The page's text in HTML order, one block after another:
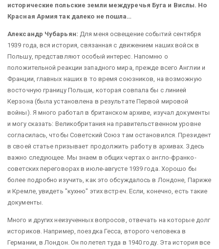
исторические польские земли междуречья Буга и Вислы. Но
Красная Армия так далеко не пошла…
Александр Чубарьян: Для меня освещение событий сентября
1939 года, вся история, связанная с движением наших войск в
Польшу, представляют особый интерес. Напомню о
положительной реакции западного мира, прежде всего Англии и
Франции, главных наших в то время союзников, на возможную
восточную границу Польши, которая совпала бы с линией
Керзона (была установлена в результате Первой мировой
войны). Я много работал в британском архиве, изучал документы
и могу сказать: Великобритания на правительственном уровне
согласилась, чтобы Советский Союз там остановился. Президент
в своей статье призывает продолжить работу в архивах. Здесь
важно следующее. Мы знаем в общих чертах о англо-франко-
советских переговорах в июле-августе 1939 года. Хорошо бы
более подробно изучить, как это обсуждалось в Лондоне, Париже
и Кремле, увидеть "кухню" этих встреч. Если, конечно, есть такие
документы.
Много и других неизученных вопросов, отвечать на которые долг
историков. Например, поездка Гесса, второго человека в
Германии, в Лондон. Он полетел туда в 1940 году. Эта история все